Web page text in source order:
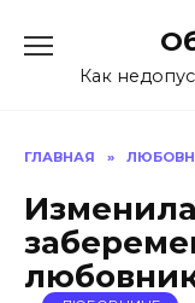
содержанию
Как
ГЛАВНАЯ »